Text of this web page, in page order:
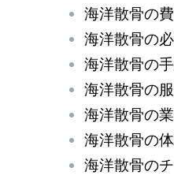
海洋散骨の
海洋散骨の
海洋散骨の
海洋散骨の
海洋散骨の
海洋散骨の
海洋散骨の